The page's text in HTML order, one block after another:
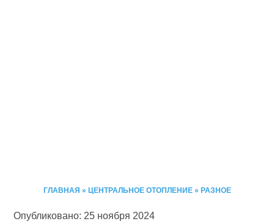
ГЛАВНАЯ » ЦЕНТРАЛЬНОЕ ОТОПЛЕНИЕ» РАЗНОЕ
Опубликовано: 25 ноября 2024